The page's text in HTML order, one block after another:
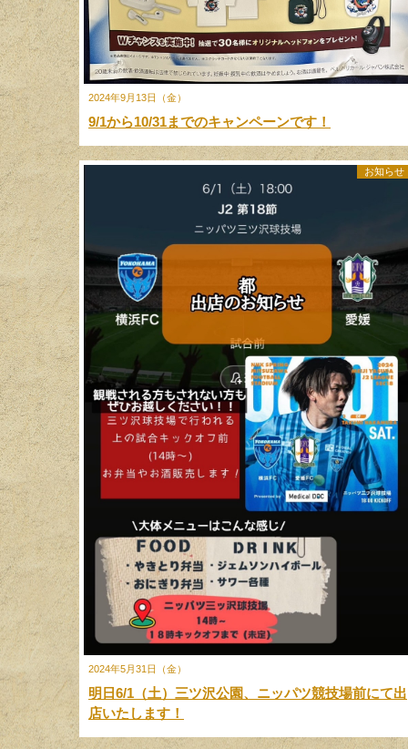
2024年9月13日（金）
9/1から10/31までのキャンペーンです！
2024年5月31日（金）
お知らせ
明日6/1（土）三ツ沢公園、ニッパツ競技場前にて出
店いたします！